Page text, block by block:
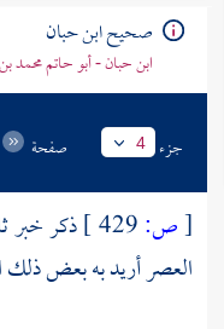
صحيح ابن حبان
ابن حبان - أبو حاتم محمد
جزء 4 صفحة
[ص:
ذكر خبر
العصر أريد به بعض ذلك